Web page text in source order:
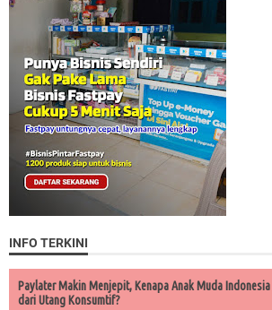
INFO TERKINI
Paylater Makin Menjepit, Kenapa Anak Muda Indonesia
dari Utang Konsumtif?